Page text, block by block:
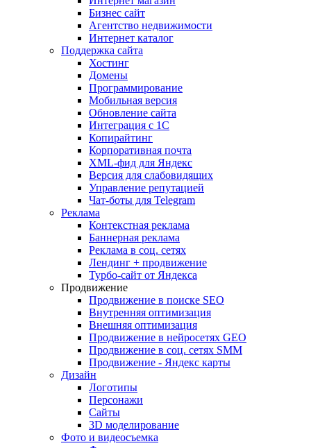
Бизнес сайт
Агентство недвижимости
Интернет каталог
Поддержка сайта
Хостинг
Домены
Программирование
Мобильная версия
Обновление сайта
Интеграция с 1С
Копирайтинг
Корпоративная почта
XML-фид для Яндекс
Версия для слабовидящих
Управление репутацией
Чат-боты для Telegram
Реклама
Контекстная реклама
Баннерная реклама
Реклама в соц. сетях
Лендинг + продвижение
Турбо-сайт от Яндекса
Продвижение
Продвижение в поиске SEO
Внутренняя оптимизация
Внешняя оптимизация
Продвижение в нейросетях GEO
Продвижение в соц. сетях SMM
Продвижение - Яндекс карты
Дизайн
Логотипы
Персонажи
Сайты
3D моделирование
Фото и видеосъемка